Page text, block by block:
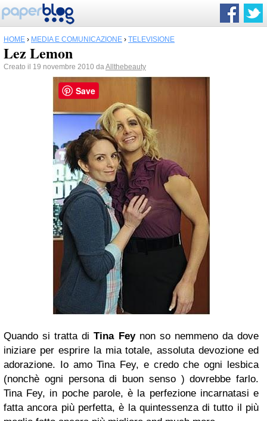
HOME › MEDIA E COMUNICAZIONE › TELEVISIONE
Lez Lemon
Creato il 19 novembre 2010 daAllthebeauty
Quando si tratta diTina Feynon so nemmeno da dove
iniziare per esprire la mia totale, assoluta devozione ed
adorazione. Io amo Tina Fey, e credo che ogni lesbica
(nonchè ogni persona di buon senso ) dovrebbe farlo.
Tina Fey, in poche parole, è la perfezione incarnatasi e
fatta ancora più perfetta, è la quintessenza di tutto il più
Save